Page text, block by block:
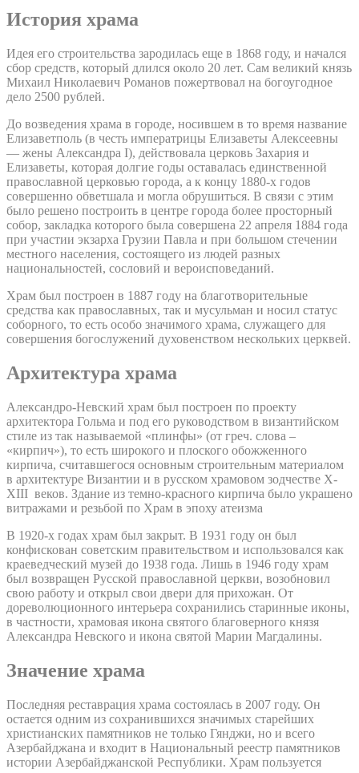
История храма
Идея его строительства зародилась еще в 1868 году, и начался
сбор средств, который длился около 20 лет. Сам великий князь
Михаил Николаевич Романов пожертвовал на богоугодное
дело 2500 рублей.
До возведения храма в городе, носившем в то время название
Елизаветполь (в честь императрицы Елизаветы Алексеевны
— жены Александра I), действовала церковь Захария и
Елизаветы, которая долгие годы оставалась единственной
православной церковью города, а к концу 1880-х годов
совершенно обветшала и могла обрушиться. В связи с этим
было решено построить в центре города более просторный
собор, закладка которого была совершена 22 апреля 1884 года
при участии экзарха Грузии Павла и при большом стечении
местного населения, состоящего из людей разных
национальностей, сословий и вероисповеданий.
Храм был построен в 1887 году на благотворительные
средства как православных, так и мусульман и носил статус
соборного, то есть особо значимого храма, служащего для
совершения богослужений духовенством нескольких церквей.
Архитектура храма
Александро-Невский храм был построен по проекту
архитектора Гольма и под его руководством в византийском
стиле из так называемой «плинфы» (от греч. слова –
«кирпич»), то есть широкого и плоского обожженного
кирпича, считавшегося основным строительным материалом
в архитектуре Византии и в русском храмовом зодчестве X-
XIII веков. Здание из темно-красного кирпича было украшено
витражами и резьбой по Храм в эпоху атеизма
В 1920-х годах храм был закрыт. В 1931 году он был
конфискован советским правительством и использовался как
краеведческий музей до 1938 года. Лишь в 1946 году храм
был возвращен Русской православной церкви, возобновил
свою работу и открыл свои двери для прихожан. От
дореволюционного интерьера сохранились старинные иконы,
в частности, храмовая икона святого благоверного князя
Александра Невского и икона святой Марии Магдалины.
Значение храма
Последняя реставрация храма состоялась в 2007 году. Он
остается одним из сохранившихся значимых старейших
христианских памятников не только Гянджи, но и всего
Азербайджана и входит в Национальный реестр памятников
истории Азербайджанской Республики. Храм пользуется